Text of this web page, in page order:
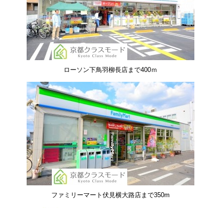
ローソン下鳥羽柳長店まで400ｍ
ファミリーマート伏見横大路店まで350m